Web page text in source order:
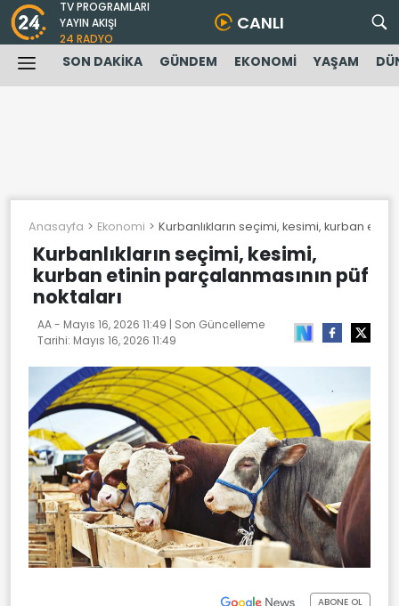
TV PROGRAMLARI
YAYIN AKIŞI
24 RADYO
CANLI
SON DAKİKA GÜNDEM EKONOMİ YAŞAM
Anasayfa Ekonomi Kurbanlıkların seçimi, kesimi, kurban
Kurbanlıkların seçimi, kesimi,
kurban etinin parçalanmasının püf
noktaları
AA - Mayıs 16, 2026 11:49 | Son Güncelleme
Tarihi: Mayıs 16, 2026 11:49
ABONE OL